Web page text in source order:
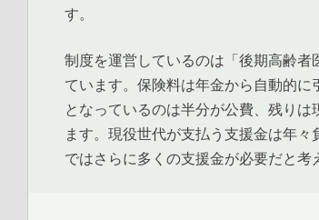
す。
制度を運営しているのは「後期高齢
ています。保険料は年金から自動的
となっているのは半分が公費、残り
ます。現役世代が支払う支援金は年
ではさらに多くの支援金が必要だと考